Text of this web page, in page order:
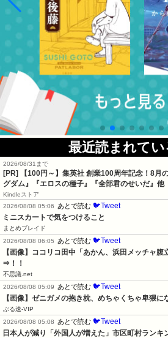
最近読まれてい
2026/08/31まで
[PR]
【100円～】集英社 創業100周年記念！8月
グダム』『エロスの種子』『全部君のせいだ』他
Kindleストア
2026/08/08 05:06
あとで読む 🐦Tweet
ミニスカートで気をつけること
まとめブレイド
2026/08/08 06:05
あとで読む 🐦Tweet
【画像】ココリコ田中「あかん、浜田メッチャ腹
⇒！！
不思議.net
2026/08/08 05:09
あとで読む 🐦Tweet
【画像】ゼニガメの抱き枕、めちゃくちゃ卑猥
ぶる速-VIP
2026/08/08 05:08
あとで読む 🐦Tweet
日本人が減り「外国人が増えた」市区町村ラン